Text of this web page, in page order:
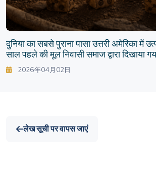
दुनिया का सबसे पुराना पासा उत्तरी अमेरिका में
साल पहले की मूल निवासी समाज द्वारा दिखाया
2026年04月02日
लेख सूची पर वापस जाएं